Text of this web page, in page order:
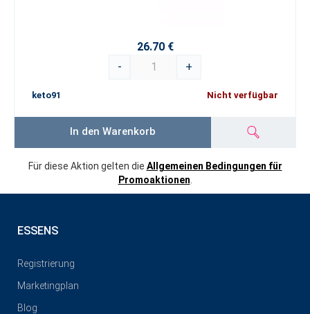
26.70 €
-
+
keto91 Nicht verfügbar
In den Warenkorb
Für diese Aktion gelten die Allgemeinen Bedingungen für
Promoaktionen
ESSENS
Registrierung
Marketingplan
Blog